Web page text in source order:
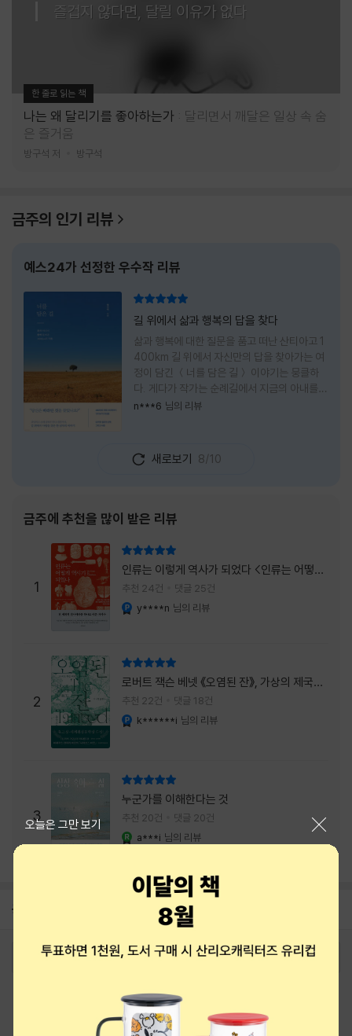
즐겁지 않다면, 달릴 이유가 없다
한 줄로 읽는 책
나는 왜 달리기를 좋아하는가
달리면서 깨달은 일상 속 숨
은 즐거움
방구석 저 방구석
금주의 인기 리뷰
예스24가 선정한 우수작 리뷰
길 위에서 삶과 행복의 답을 찾다
삶과 행복에 대한 질문을 품고 떠난 산티아고 1
400km 길 위에서 자신만의 답을 찾아가는 여
정이 담긴 ＜너를 담은 길＞ 이야기는 뭉클하
다. 게다가 작가는 순례길에서 지금의 아내를
만나 여행 로맨스의 정석인 '비포 선라이즈'를
에 작가가 소개한 다양한 도서들의 문장들을 만
나는 것 역시 읽기의 또다른 즐거움이었다. 여
누구이며어느 순간 행복을 느끼는지 질문하며
길을 떠나려고 마음 먹는 순간들을 적어내려간
문장들에 마음을 한참 머물렀다.그 부분을 발췌
해본다. "내가 온 힘을 다해 부러워하던 사람
들은 '자신이 원하는' 일을 하는 사람들이었다.
소명이라고 하던
n***6 님의 리뷰
새로보기 8/10
금주에 추천을 많이 받은 리뷰
1
인류는 이렇게 역사가 되었다 <인류는 어떻게
역사가 되었나>
추천 24건 댓글 25건
y****n 님의 리뷰
2
로버트 잭슨 베넷 《오염된 잔》, 가상의 제국이
주는 실감과 미스터리 사건의 치밀함이 이루어
내는 최상의 시너지...
추천 22건 댓글 18건
k******i 님의 리뷰
3
누군가를 이해한다는 것
추천 20건 댓글 20건
a***i 님의 리뷰
공지
2026-08-01
오늘은 그만 보기
로그인 최근 본 상품 주문/배송
티켓 1544-6399
eBook 1:1문의/채팅상담
예스이십사(주) 사업자 정보